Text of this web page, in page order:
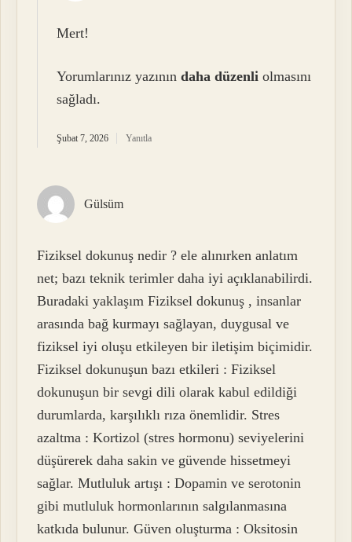
Mert!
Yorumlarınız yazınındaha düzenli olmasını
sağladı.
Şubat 7, 2026 Yanıtla
Gülsüm
Fiziksel dokunuş nedir ? ele alınırken anlatım
net; bazı teknik terimler daha iyi açıklanabilirdi.
Buradaki yaklaşım Fiziksel dokunuş , insanlar
arasında bağ kurmayı sağlayan, duygusal ve
fiziksel iyi oluşu etkileyen bir iletişim biçimidir.
Fiziksel dokunuşun bazı etkileri : Fiziksel
dokunuşun bir sevgi dili olarak kabul edildiği
durumlarda, karşılıklı rıza önemlidir. Stres
azaltma : Kortizol (stres hormonu) seviyelerini
düşürerek daha sakin ve güvende hissetmeyi
sağlar. Mutluluk artışı : Dopamin ve serotonin
gibi mutluluk hormonlarının salgılanmasına
katkıda bulunur. Güven oluşturma : Oksitosin